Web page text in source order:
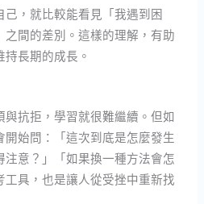
，就比較能看見「我遇到困
間的差別。這樣的理解，有助
長期的成長。
抗拒，學習就很難繼續。但如
始問：「這次到底是怎麼發生
意？」「如果換一種方法會怎
具，也是讓人從受挫中重新找